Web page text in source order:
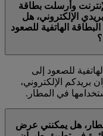
وأرسلت بطاقة
الإلكتروني، هل
الهاتفية للصعود
للصعود إلى
بريدكم الإلكتروني،
في المطار.
هل يمكنني عرض